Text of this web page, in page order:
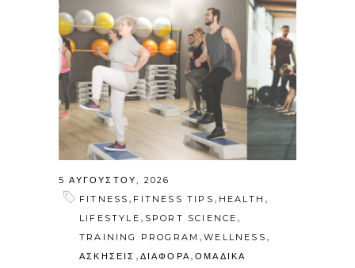
5 ΑΥΓΟΎΣΤΟΥ, 2026
FITNESS , FITNESS TIPS , HEALTH ,
LIFESTYLE , SPORT SCIENCE ,
TRAINING PROGRAM ,WELLNESS ,
ΑΣΚΗΣΕΙΣ , ΔΙΑΦΟΡΑ ,ΟΜΑΔΙΚΑ